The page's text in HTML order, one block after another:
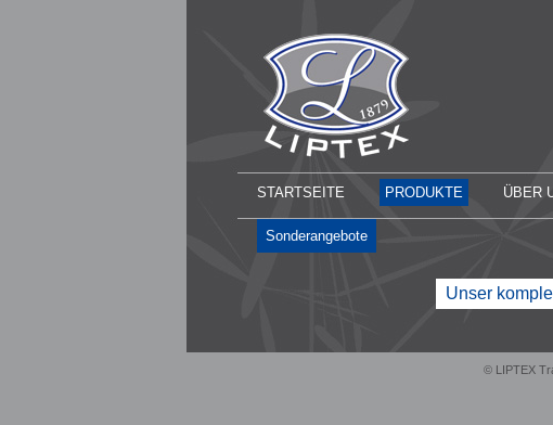
STARTSEITE PRODUKTE ÜBER
Sonderangebote
Unser
© LIPTEX